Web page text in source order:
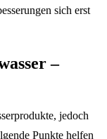
sich erst
–
jedoch
Punkte helfen